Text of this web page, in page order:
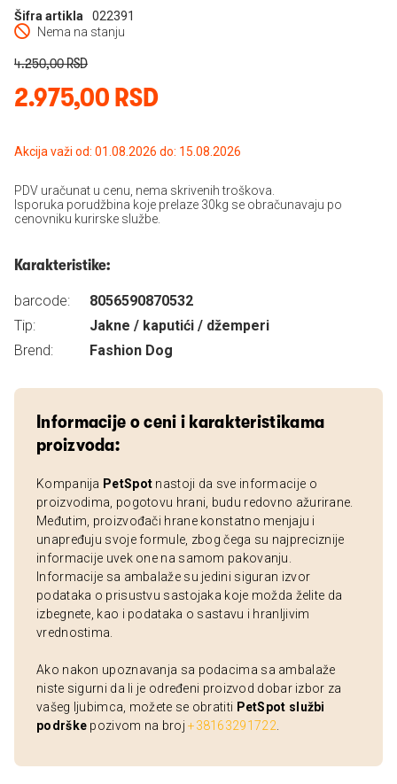
Nema na stanju
Šifra artikla 022391
2.975,00 RSD
4.250,00 RSD
Akcija važi od: 01.08.2026 do: 15.08.2026
PDV uračunat u cenu, nema skrivenih troškova.
Isporuka porudžbina koje prelaze 30kg se obračunavaju po
cenovniku kurirske službe.
Karakteristike:
barcode:
8056590870532
Tip:
Jakne / kaputići / džemperi
Brend:
Fashion Dog
Informacije o ceni i karakteristikama
proizvoda:
Kompanija PetSpot nastoji da sve informacije o
proizvodima, pogotovu hrani, budu redovno ažurirane.
Međutim, proizvođači hrane konstatno menjaju i
unapređuju svoje formule, zbog čega su najpreciznije
informacije uvek one na samom pakovanju.
Informacije sa ambalaže su jedini siguran izvor
podataka o prisustvu sastojaka koje možda želite da
izbegnete, kao i podataka o sastavu i hranljivim
vrednostima.
Ako nakon upoznavanja sa podacima sa ambalaže
niste sigurni da li je određeni proizvod dobar izbor za
vašeg ljubimca, možete se obratiti PetSpot službi
podrške pozivom na broj+38163291722